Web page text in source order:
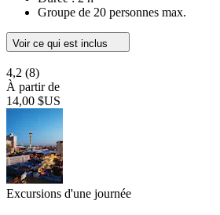
Groupe de 20 personnes max.
Voir ce qui est inclus
4,2 (8)
À partir de
14,00 $US
Excursions d'une journée